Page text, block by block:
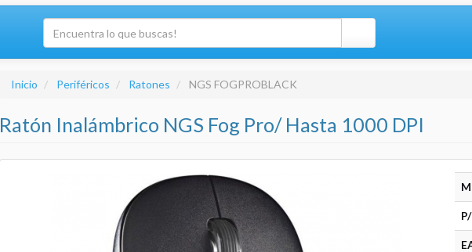
Inicio Periféricos Ratones NGS FOGPROBLACK
Ratón Inalámbrico NGS Fog Pro/ Hasta 1000 DPI